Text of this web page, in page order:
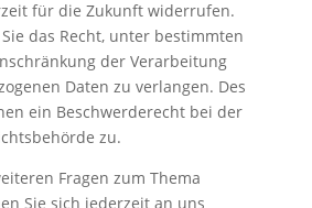
für die Zukunft widerrufen.
das Recht, unter bestimmten
der Verarbeitung
Daten zu verlangen. Des
ein Beschwerderecht bei der
zu.
Fragen zum Thema
Sie sich jederzeit an uns